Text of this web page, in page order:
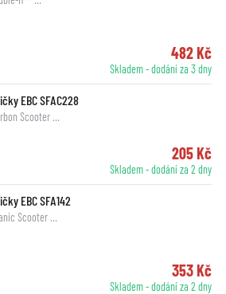
482 Kč
Skladem - dodání za 3 dny
EBC SFAC228
Scooter …
205 Kč
Skladem - dodání za 2 dny
EBC SFA142
Scooter …
353 Kč
Skladem - dodání za 2 dny